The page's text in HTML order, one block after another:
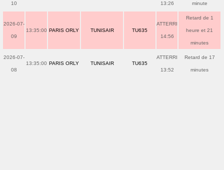
10 13:26 minute
2026-07-
09
13:35:00 PARIS ORLY TUNISAIR TU635
ATTERRI
14:56
Retard de 1
heure et 21
minutes
2026-07-
08
13:35:00 PARIS ORLY TUNISAIR TU635
ATTERRI
13:52
Retard de 17
minutes